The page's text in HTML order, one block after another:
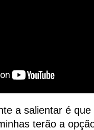
a salientar é
terão a